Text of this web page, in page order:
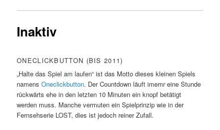
Inaktiv
ONECLICKBUTTON (BIS 2011)
„Halte das Spiel am laufen“ ist das Motto dieses kleinen Spiels
namensOneclickbutton. Der Countdown läuft imemr eine Stunde
rückwärts ehe in den letzten 10 Minuten ein knopf betätigt
werden muss. Manche vermuten ein Spielprinzip wie in der
Fernsehserie LOST, dies ist jedoch reiner Zufall.